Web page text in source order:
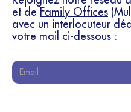
et de Family Offices
avec un interlocuteur
votre mail ci-dessous :